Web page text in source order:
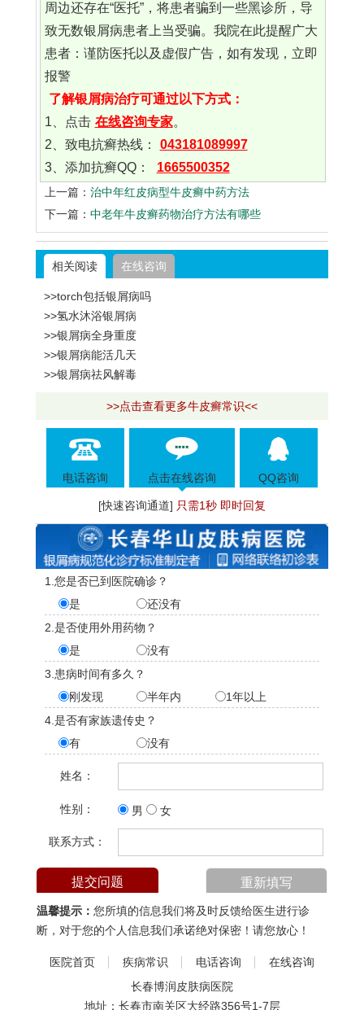
周边还存在“医托”，将患者骗到一些黑诊所，导
致无数银屑病患者上当受骗。我院在此提醒广大
患者：谨防医托以及虚假广告，如有发现，立即
报警
了解银屑病治疗可通过以下方式：
1、点击 在线咨询专家。
2、致电抗癣热线：
043181089997
3、添加抗癣QQ：
1665500352
上一篇： 治中年红皮病型牛皮癣中药方法
下一篇： 中老年牛皮癣药物治疗方法有哪些
相关阅读 在线咨询
>>torch包括银屑病吗
>>氢水沐浴银屑病
>>银屑病全身重度
>>银屑病能活几天
>>银屑病祛风解毒
>>点击查看更多牛皮癣常识<<
电话咨询 点击在线咨询 QQ咨询
[快速咨询通道] 只需1秒 即时回复
1.您是否已到医院确诊？
是
还没有
2.是否使用外用药物？
是
没有
3.患病时间有多久？
刚发现
半年内
1年以上
4.是否有家族遗传史？
有
没有
姓名：
性别： 男 女
联系方式：
温馨提示： 您所填的信息我们将及时反馈给医生进行诊
断，对于您的个人信息我们承诺绝对保密！请您放心！
医院首页 疾病常识 电话咨询
在线咨询
长春博润皮肤病医院
地址：长春市南关区大经路356号1-7层